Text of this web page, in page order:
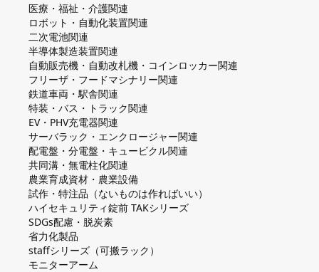
医療・福祉・介護関連
ロボット・自動化装置関連
二次電池関連
半導体製造装置関連
自動販売機・自動改札機・コインロッカー関連
フリーザ・フードマシナリー関連
鉄道車両・駅舎関連
特装・バス・トラック関連
EV・PHV充電器関連
サーバラック・エンクロージャー関連
配電盤・分電盤・キュービクル関連
共同溝・無電柱化関連
農業育成資材・農業設備
試作・特注品（ないものは作ればいい）
ハイセキュリティ錠前 TAKシリーズ
SDGs配慮・脱炭素
省力化製品
staffシリーズ（可搬ラック）
モニターアーム